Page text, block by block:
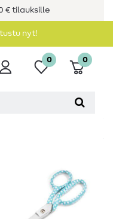
€ tilauksille
nyt!
0 0